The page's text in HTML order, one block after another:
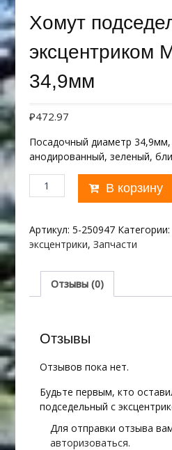
Хомут
эксцентриком
34,9мм
₽472.97
Посадочный диаметр
анодированный, зеленый,
Количество
товара
подседельный
эксцентриком
M-
WAVE,
34,9мм
В корзину
Артикул: 5-250947 Категории:
эксцентрики, Запчасти
Отзывы (0)
Отзывы
Отзывов пока нет.
Будьте первым, кто
подседельный с
Для отправки отзыва
авторизоваться.